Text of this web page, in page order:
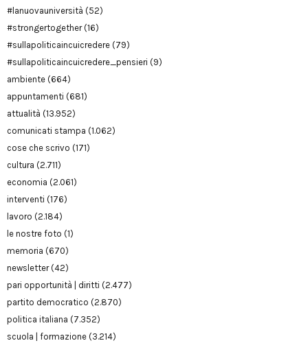
#lanuovauniversità (52)
#strongertogether(16)
#sullapoliticaincuicredere (79)
#sullapoliticaincuicredere_pensieri (9)
ambiente (664)
appuntamenti (681)
attualità (13.952)
comunicati stampa (1.062)
cose che scrivo (171)
cultura (2.711)
economia (2.061)
interventi (176)
lavoro (2.184)
le nostre foto (1)
memoria (670)
newsletter(42)
pari opportunità | diritti (2.477)
partito democratico (2.870)
politica italiana (7.352)
scuola | formazione (3.214)